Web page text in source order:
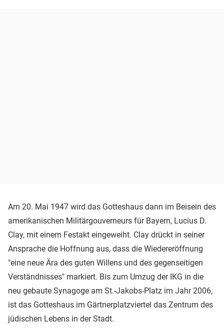
Am 20. Mai 1947 wird das Gotteshaus dann im Beisein des
amerikanischen Militärgouverneurs für Bayern, Lucius D.
Clay, mit einem Festakt eingeweiht. Clay drückt in seiner
Ansprache die Hoffnung aus, dass die Wiedereröffnung
"eine neue Ära des guten Willens und des gegenseitigen
Verständnisses" markiert. Bis zum Umzug der IKG in die
neu gebaute Synagoge am St.-Jakobs-Platz im Jahr 2006,
ist das Gotteshaus im Gärtnerplatzviertel das Zentrum des
jüdischen Lebens in der Stadt.